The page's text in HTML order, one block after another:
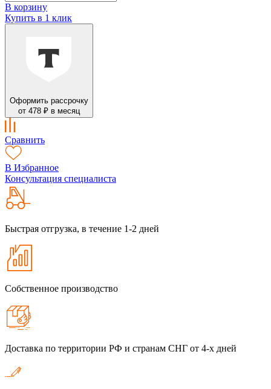
В корзину
Купить в 1 клик
Оформить рассрочку
от 478 ₽ в месяц
Сравнить
В Избранное
Консультация специалиста
Быстрая отгрузка, в течение 1-2 дней
Собственное производство
Доставка по территории РФ и странам СНГ от 4-х дней